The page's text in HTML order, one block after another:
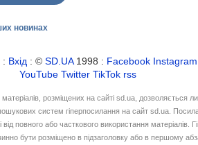
новинах
: Вхід : ©SD.UA1998 : Facebook Instagram
YouTube Twitter TikTok rss
розміщених на сайті sd.ua, дозволяється
пошукових систем гіперпосилання на сайт sd.ua.
повного або часткового використання матеріалів.
бути розміщено в підзаголовку або в першому